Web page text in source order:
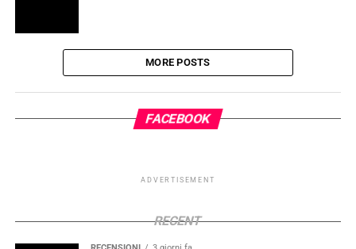
MORE POSTS
FACEBOOK
ADVERTISEMENT
RECENT